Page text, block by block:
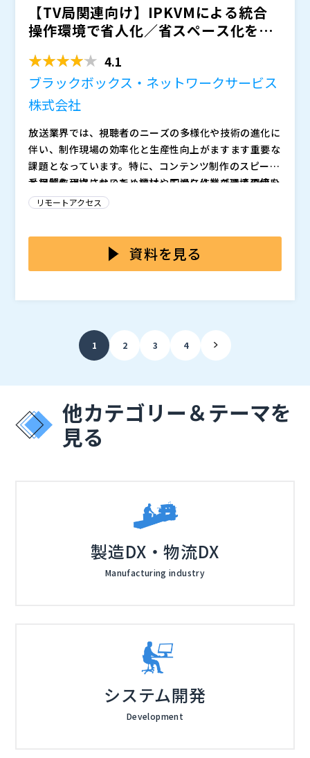
【TV局関連向け】IPKVMによる統合
操作環境で省人化／省スペース化を実
4.1
ブラックボックス・ネットワークサービス
株式会社
放送業界では、視聴者のニーズの多様化や技術の進化に
伴い、制作現場の効率化と生産性向上がますます重要な
課題となっています。特に、コンテンツ制作のスピード
と品質を両立させるためには、円滑に作業できる環境を
整備することが求められてます。限られた予算の中で人
用することが求められています。
番組制作現場において、機材やモニタリング環境の使い
勝手や効率性は、スタッフの作業負担に大きく左右しま
たり、時間を無駄にしたりすることがよくあります。こ
のような課題を解決するためには、機器操作の一元化と
ているものの、効果的に利用できていない場合や、未だ
苦慮している現場担当者もいます。
メージのあるSDIと比べ、IP化することによる懸念をお
持ちの方もまだまだいるかと思います。 本セミナーで
易度についても、仕組みや具体的な事例などを交え解説
株式会社オープンソース活用研究所（）
※共催、協賛、協力、講演企業は将来的に追加、削除さ
れる可能性があります。
リモートアクセス
資料を見る
1 2 3 4
他カテゴリー＆テーマを
見る
製造DX・物流DX
Manufacturing industry
システム開発
Development